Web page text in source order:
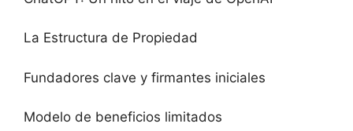
La Estructura de Propiedad
Fundadores clave y firmantes iniciales
Modelo de beneficios limitados